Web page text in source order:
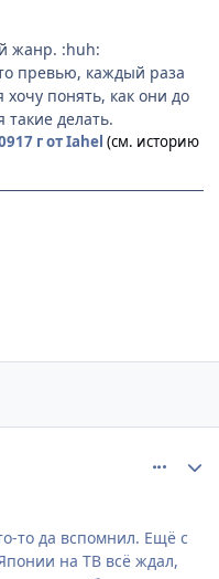
жанр. :huh:
превью, каждый раза
хочу понять, как они до
делать.
17 гот Iahel (см. историю
то да вспомнил. Ещё с
на ТВ всё ждал,